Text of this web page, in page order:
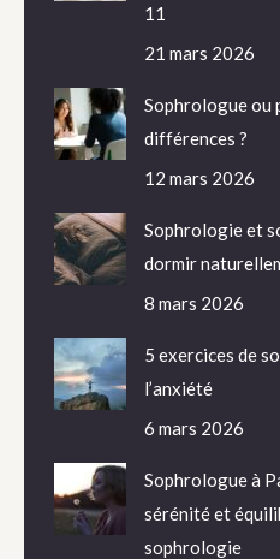
11
21 mars 2026
Sophrologue ou
différences ?
12 mars 2026
Sophrologie et
dormir
8 mars 2026
5 exercices de
l’anxiété
6 mars 2026
Sophrologue à
sérénité et
sophrologie